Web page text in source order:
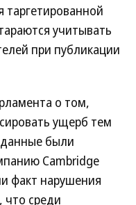
таргетированной
учитывать
при публикации
о том,
ущерб тем
были
Cambridge
факт нарушения
среди